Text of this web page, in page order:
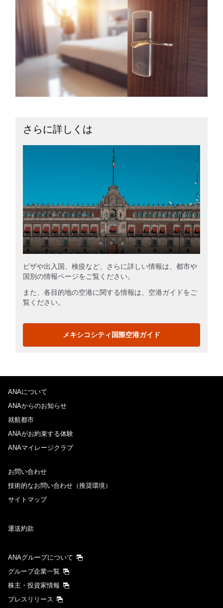
さらに詳しくは
ビザや出入国、検疫など、さらに詳しい情報は、都市や
国別の情報ページをご覧ください。
また、各目的地の空港に関する情報は、空港ガイドをご
覧ください。
メキシコシティ国際空港ガイド
ANAについて
ANAからのお知らせ
就航都市
ANAがお約束する体験
ANAマイレージクラブ
お問い合わせ
技術的なお問い合わせ（推奨環境）
サイトマップ
運送約款
ANAグループについて
グループ企業一覧
株主・投資家情報
プレスリリース